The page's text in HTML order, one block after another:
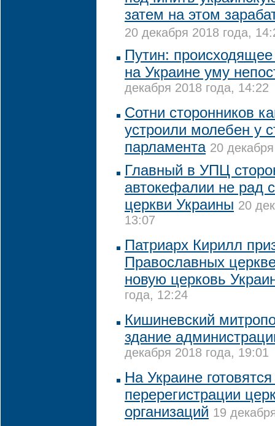
затем на этом
20 декабря 2018 года,
Путин:
на Украине уму
декабря 2018 года, 14:22
Сотни сторонников
устроили молебен у
парламента 20
Главный в УПЦ
автокефалии не рад
церкви Украины 20
13:07
Патриарх Кирилл
Православных
новую церковь
года, 12:24
Кишиневский
здание
декабря 2018 года, 19:01
На Украине готовятся
перерегистрации
организаций 19